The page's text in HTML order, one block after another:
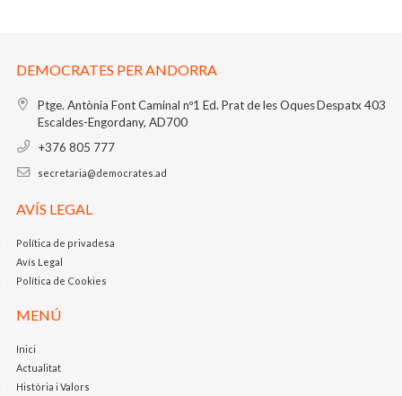
DEMOCRATES PER ANDORRA
Ptge. Antònia Font Caminal nº1 Ed. Prat de les OquesDespatx 403
Escaldes-Engordany, AD700
+376 805 777
secretaria@democrates.ad
AVÍS LEGAL
Política de privadesa
Avís Legal
Política de Cookies
MENÚ
Inici
Actualitat
Història i Valors